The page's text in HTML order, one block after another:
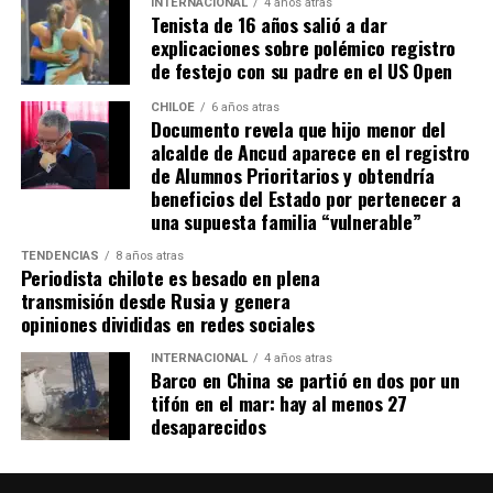
Actualmente, Gómez se encuentra en Santiago
realizando trámites y participando como invitada en
distintos medios de comunicación. Aunque aún no tiene
una fecha exacta para su viaje a Estados Unidos, donde
se administra el medicamento, indicó que esperan
realizarlo «a mediados de junio».
Cabe destacar que, pese a que se logró reunir el dinero y,
por ende, la meta se cumplió, continúan circulando por
redes sociales, eventos a beneficios de Tomás Ross.
¿Como ayudar?
Instagram, Dante_contra_duchenne
Fernando Jara (padre)
19.968.680-1
Banco Falabella, cuenta corriente
11510154944
fernandokine1998@gmail.com
Tenista de 16 años salió a dar
explicaciones sobre polémico registro
de festejo con su padre en el US Open
CHILOE 6 años atras
Documento revela que hijo menor del
alcalde de Ancud aparece en el registro
de Alumnos Prioritarios y obtendría
beneficios del Estado por pertenecer a
una supuesta familia “vulnerable”
TENDENCIAS 8 años atras
Periodista chilote es besado en plena
transmisión desde Rusia y genera
opiniones divididas en redes sociales
INTERNACIONAL 4 años atras
Barco en China se partió en dos por un
tifón en el mar: hay al menos 27
desaparecidos